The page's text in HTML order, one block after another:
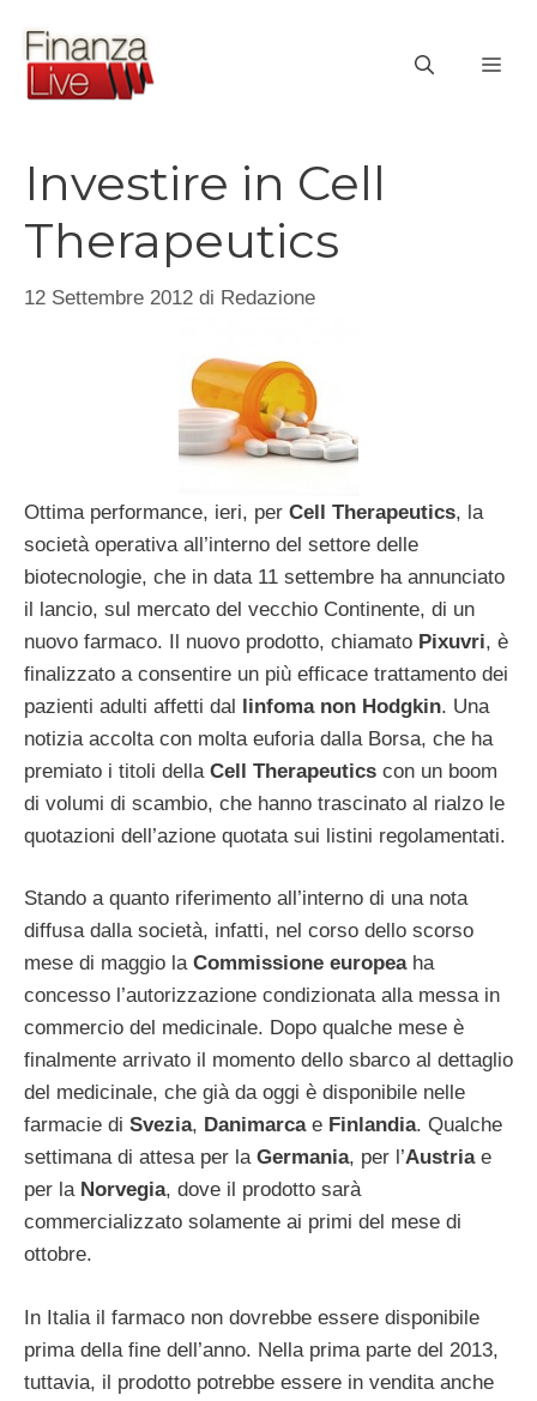
contenuto
Investire in Cell
Therapeutics
12 Settembre 2012 di Redazione
Ottima performance, ieri, per Cell Therapeutics, la
società operativa all’interno del settore delle
biotecnologie, che in data 11 settembre ha annunciato
il lancio, sul mercato del vecchio Continente, di un
nuovo farmaco. Il nuovo prodotto, chiamato Pixuvri, è
finalizzato a consentire un più efficace trattamento dei
pazienti adulti affetti dal linfoma non Hodgkin. Una
notizia accolta con molta euforia dalla Borsa, che ha
premiato i titoli della Cell Therapeutics con un boom
di volumi di scambio, che hanno trascinato al rialzo le
quotazioni dell’azione quotata sui listini regolamentati.
Stando a quanto riferimento all’interno di una nota
diffusa dalla società, infatti, nel corso dello scorso
mese di maggio la Commissione europeaha
concesso l’autorizzazione condizionata alla messa in
commercio del medicinale. Dopo qualche mese è
finalmente arrivato il momento dello sbarco al dettaglio
del medicinale, che già da oggi è disponibile nelle
farmacie di Svezia, Danimarcae Finlandia. Qualche
settimana di attesa per la Germania, per l’Austriae
per la Norvegia, dove il prodotto sarà
commercializzato solamente ai primi del mese di
ottobre.
In Italia il farmaco non dovrebbe essere disponibile
prima della fine dell’anno. Nella prima parte del 2013,
tuttavia, il prodotto potrebbe essere in vendita anche